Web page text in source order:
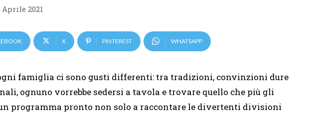
Aprile 2021
X PINTEREST WHATSAPP
famiglia ci sono gusti differenti: tra tradizioni, convinzioni dure
ognuno vorrebbe sedersi a tavola e trovare quello che più gli
programma pronto non solo a raccontare le divertenti divisioni